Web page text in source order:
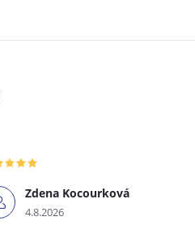
Zdena Kocourková
4.8.2026